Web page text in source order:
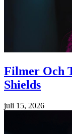
Filmer Och
Shields
juli 15, 2026